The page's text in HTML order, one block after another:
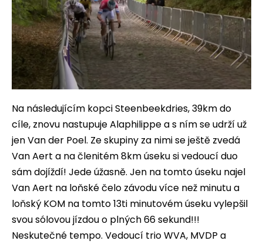
Na následujícím kopci Steenbeekdries, 39km do
cíle, znovu nastupuje Alaphilippe a s ním se udrží už
jen Van der Poel. Ze skupiny za nimi se ještě zvedá
Van Aert a na členitém 8km úseku si vedoucí duo
sám dojíždí! Jede úžasně. Jen na tomto úseku najel
Van Aert na loňské čelo závodu více než minutu a
loňský KOM na tomto 13ti minutovém úseku vylepšil
svou sólovou jízdou o plných 66 sekund!!!
Neskutečné tempo. Vedoucí trio WVA, MVDP a